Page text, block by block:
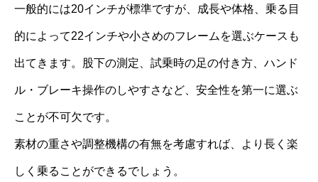
一般的には20インチが標準ですが、成長や体格、乗る目
的によって22インチや小さめのフレームを選ぶケースも
出てきます。股下の測定、試乗時の足の付き方、ハンド
ル・ブレーキ操作のしやすさなど、安全性を第一に選ぶ
ことが不可欠です。
素材の重さや調整機構の有無を考慮すれば、より長く楽
しく乗ることができるでしょう。